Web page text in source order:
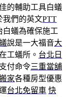
的輔助工具白蟻
我們的英文PTT
白蟻為確保施工
說是一大福音大
工蟻所。 台北日
支付命令三重當舖
家各種房型優惠
台北免留車 快